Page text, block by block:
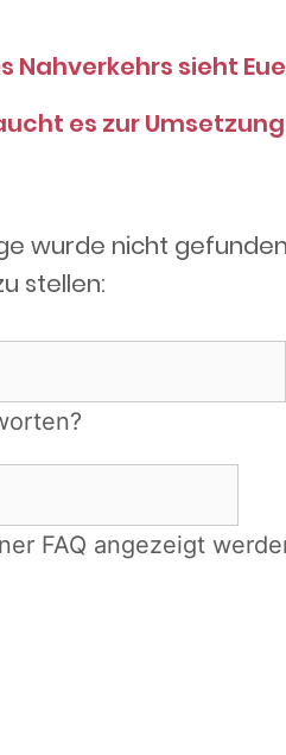
Nahverkehrs sieht
es zur
wurde nicht
stellen:
FAQ angezeigt